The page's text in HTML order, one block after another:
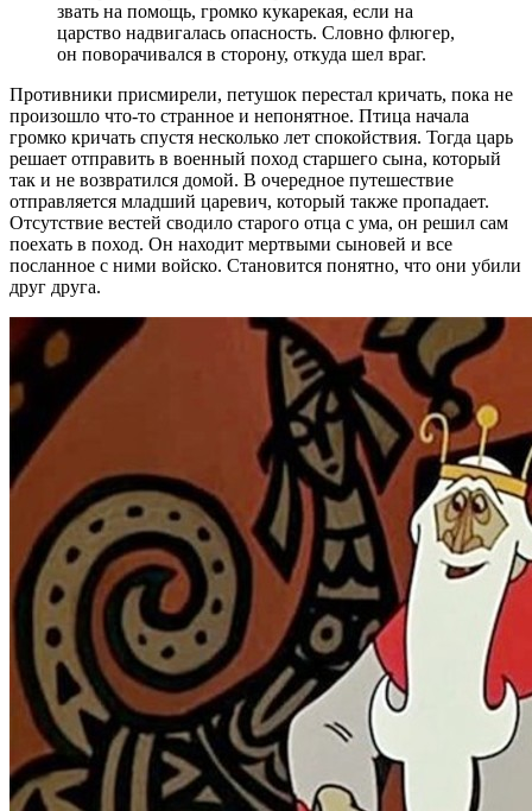
звать на помощь, громко кукарекая, если на
царство надвигалась опасность. Словно флюгер,
он поворачивался в сторону, откуда шел враг.
Противники присмирели, петушок перестал кричать, пока не
произошло что-то странное и непонятное. Птица начала
громко кричать спустя несколько лет спокойствия. Тогда царь
решает отправить в военный поход старшего сына, который
так и не возвратился домой. В очередное путешествие
отправляется младший царевич, который также пропадает.
Отсутствие вестей сводило старого отца с ума, он решил сам
поехать в поход. Он находит мертвыми сыновей и все
посланное с ними войско. Становится понятно, что они убили
друг друга.